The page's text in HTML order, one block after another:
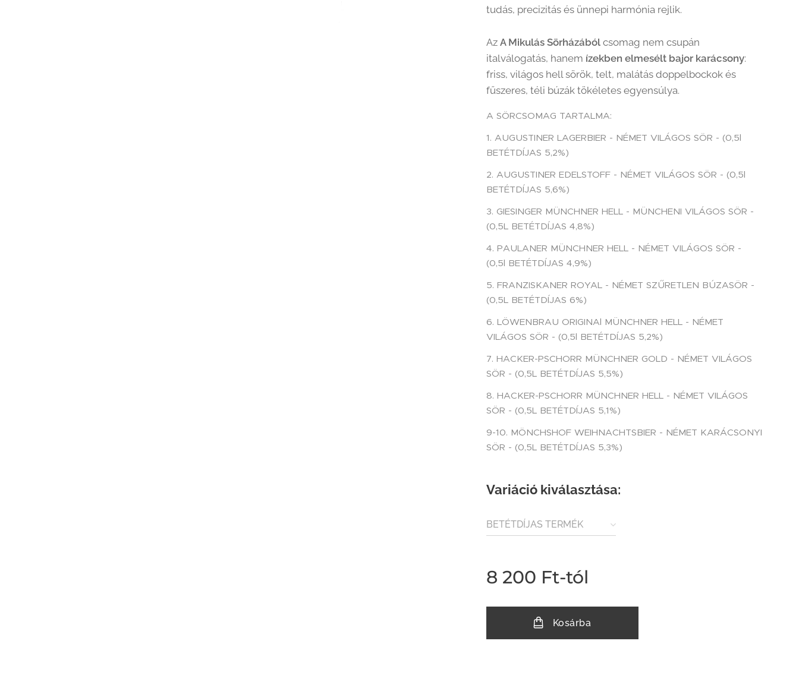
tudás, precizitás és ünnepi harmónia rejlik.
AzA Mikulás Sörházából csomag nem csupán
italválogatás, hanem ízekben elmesélt bajor karácsony:
friss, világos hell sörök, telt, malátás doppelbockok és
fűszeres, téli búzák tökéletes egyensúlya.
A SÖRCSOMAG TARTALMA:
1. AUGUSTINER LAGERBIER - NÉMET VILÁGOS SÖR - (0,5l
BETÉTDÍJAS 5,2%)
2. AUGUSTINER EDELSTOFF - NÉMET VILÁGOS SÖR - (0,5l
BETÉTDÍJAS 5,6%)
3. GIESINGER MÜNCHNER HELL - MÜNCHENI VILÁGOS SÖR -
(0,5L BETÉTDÍJAS 4,8%)
4. PAULANER MÜNCHNER HELL - NÉMET VILÁGOS SÖR -
(0,5l BETÉTDÍJAS 4,9%)
5. FRANZISKANER ROYAL - NÉMET SZŰRETLEN BÚZASÖR -
(0,5L BETÉTDÍJAS 6%)
6. LÖWENBRAU ORIGINAl MÜNCHNER HELL - NÉMET
VILÁGOS SÖR - (0,5l BETÉTDÍJAS 5,2%)
7. HACKER-PSCHORR MÜNCHNER GOLD - NÉMET VILÁGOS
SÖR - (0,5L BETÉTDÍJAS 5,5%)
8. HACKER-PSCHORR MÜNCHNER HELL - NÉMET VILÁGOS
SÖR - (0,5L BETÉTDÍJAS 5,1%)
9-10. MÖNCHSHOF WEIHNACHTSBIER - NÉMET KARÁCSONYI
SÖR - (0,5L BETÉTDÍJAS 5,3%)
Variáció kiválasztása:
BETÉTDÍJAS TERMÉK
8 200 Ft-tól
Kosárba